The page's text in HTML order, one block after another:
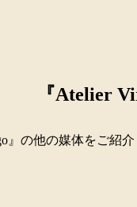
『Atelier
』の他の媒体をご紹